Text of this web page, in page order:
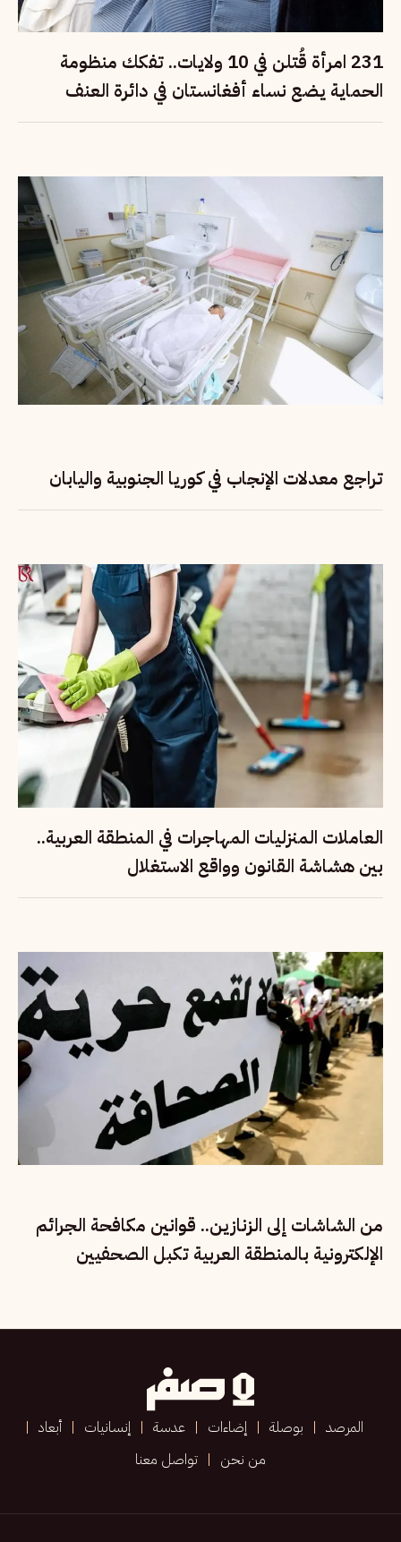
231 امرأة قُتلن في 10 ولايات.. تفكك منظومة
الحماية يضع نساء أفغانستان في دائرة العنف
تراجع معدلات الإنجاب في كوريا الجنوبية واليابان
العاملات المنزليات المهاجرات في المنطقة العربية..
بين هشاشة القانون وواقع الاستغلال
من الشاشات إلى الزنازين.. قوانين مكافحة الجرائم
الإلكترونية بالمنطقة العربية تكبل الصحفيين
المرصد بوصلة إضاءات عدسة إنسانيات
أبعاد
من نحن
تواصل معنا